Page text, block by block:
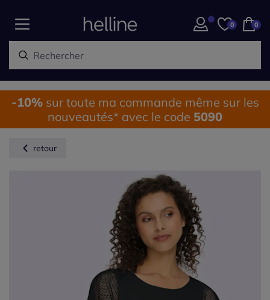
0 0
-10%sur toute ma commande même sur les
nouveautés* avec le code 5090
retour